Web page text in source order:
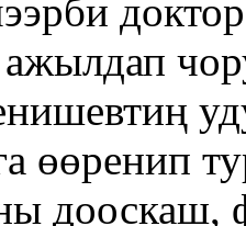
өөренип
дооскаш,